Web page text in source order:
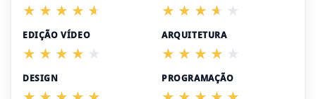
EDIÇÃO VÍDEO ARQUITETURA
DESIGN PROGRAMAÇÃO